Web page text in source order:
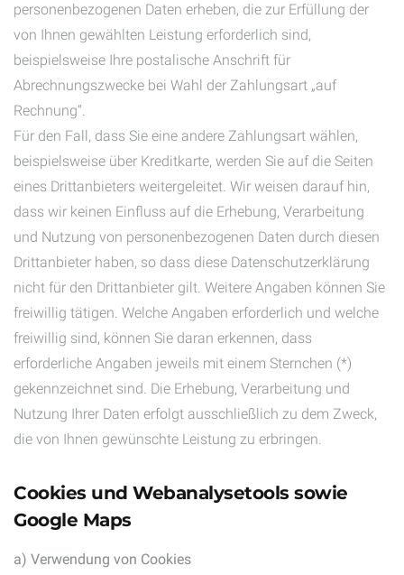
personenbezogenen Daten erheben, die zur Erfüllung der
von Ihnen gewählten Leistung erforderlich sind,
beispielsweise Ihre postalische Anschrift für
Abrechnungszwecke bei Wahl der Zahlungsart „auf
Rechnung“.
Für den Fall, dass Sie eine andere Zahlungsart wählen,
beispielsweise über Kreditkarte, werden Sie auf die Seiten
eines Drittanbieters weitergeleitet. Wir weisen darauf hin,
dass wir keinen Einfluss auf die Erhebung, Verarbeitung
und Nutzung von personenbezogenen Daten durch diesen
Drittanbieter haben, so dass diese Datenschutzerklärung
nicht für den Drittanbieter gilt. Weitere Angaben können Sie
freiwillig tätigen. Welche Angaben erforderlich und welche
freiwillig sind, können Sie daran erkennen, dass
erforderliche Angaben jeweils mit einem Sternchen (*)
gekennzeichnet sind. Die Erhebung, Verarbeitung und
Nutzung Ihrer Daten erfolgt ausschließlich zu dem Zweck,
die von Ihnen gewünschte Leistung zu erbringen.
Cookies und Webanalysetools sowie
Google Maps
a) Verwendung von Cookies